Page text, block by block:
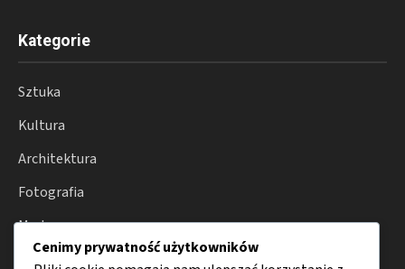
Kategorie
Sztuka
Kultura
Architektura
Fotografia
Moda
Porady
Cenimy prywatność użytkowników